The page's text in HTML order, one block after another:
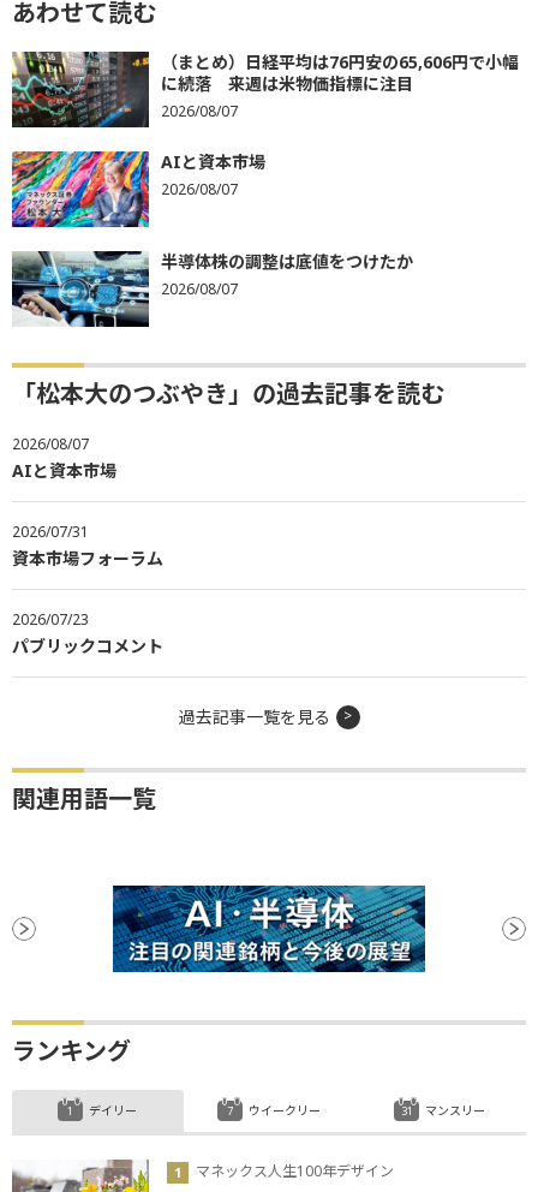
あわせて読む
（まとめ）日経平均は76円安の65,606円で小幅
に続落 来週は米物価指標に注目
2026/08/07
AIと資本市場
2026/08/07
半導体株の調整は底値をつけたか
2026/08/07
「松本大のつぶやき」の過去記事を読む
2026/08/07
AIと資本市場
2026/07/31
資本市場フォーラム
2026/07/23
パブリックコメント
過去記事一覧を見る
関連用語一覧
ランキング
デイリー
マネックス人生100年デザイン
ウイークリー マンスリー